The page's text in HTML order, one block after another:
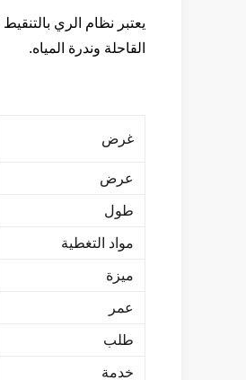
يعتبر نظام الري
القاحلة وندرة المياه.
غرض
عرض
طول
مواد التغطية
ميزة
عمر
طلب
خدمة